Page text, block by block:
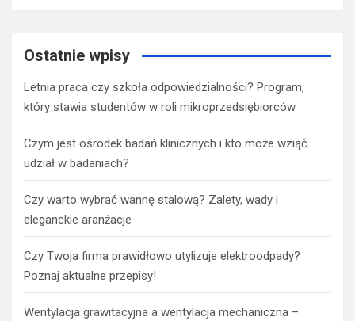
Ostatnie wpisy
Letnia praca czy szkoła odpowiedzialności? Program,
który stawia studentów w roli mikroprzedsiębiorców
Czym jest ośrodek badań klinicznych i kto może wziąć
udział w badaniach?
Czy warto wybrać wannę stalową? Zalety, wady i
eleganckie aranżacje
Czy Twoja firma prawidłowo utylizuje elektroodpady?
Poznaj aktualne przepisy!
Wentylacja grawitacyjna a wentylacja mechaniczna –